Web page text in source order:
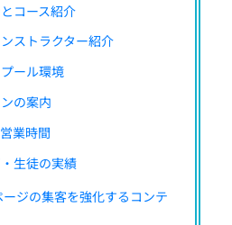
コース紹介
ストラクター紹介
ール環境
の案内
業時間
生徒の実績
ジの集客を強化するコンテ